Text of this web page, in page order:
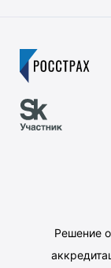
Решение